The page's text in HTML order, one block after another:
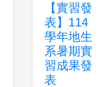
【實習發
表】114
學年地生
系暑期實
習成果發
表